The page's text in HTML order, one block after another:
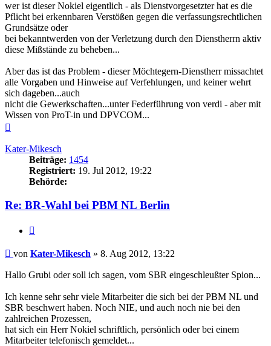
wer ist dieser Nokiel eigentlich - als Dienstvorgesetzter hat es die
Pflicht bei erkennbaren Verstößen gegen die verfassungsrechtlichen
Grundsätze oder
bei bekanntwerden von der Verletzung durch den Dienstherrn aktiv
diese Mißstände zu beheben...
Aber das ist das Problem - dieser Möchtegern-Dienstherr missachtet
alle Vorgaben und Hinweise auf Verfehlungen, und keiner wehrt
sich dageben...auch
nicht die Gewerkschaften...unter Federführung von verdi - aber mit
Wissen von ProT-in und DPVCOM...
Kater-Mikesch
Beiträge: 1454
Registriert: 19. Jul 2012, 19:22
Behörde:
Re: BR-Wahl bei PBM NL Berlin
Beitrag
von Kater-Mikesch » 8. Aug 2012, 13:22
Hallo Grubi oder soll ich sagen, vom SBR eingeschleußter Spion...
Ich kenne sehr sehr viele Mitarbeiter die sich bei der PBM NL und
SBR beschwert haben. Noch NIE, und auch noch nie bei den
zahlreichen Prozessen,
hat sich ein Herr Nokiel schriftlich, persönlich oder bei einem
Mitarbeiter telefonisch gemeldet...